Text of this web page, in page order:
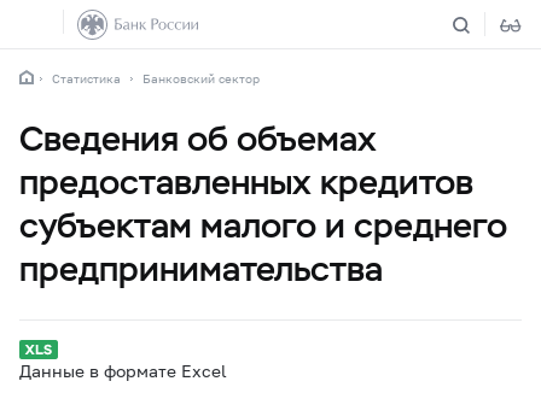
Статистика Банковский сектор
Сведения об объемах
предоставленных кредитов
субъектам малого и среднего
предпринимательства
Данные в формате Excel